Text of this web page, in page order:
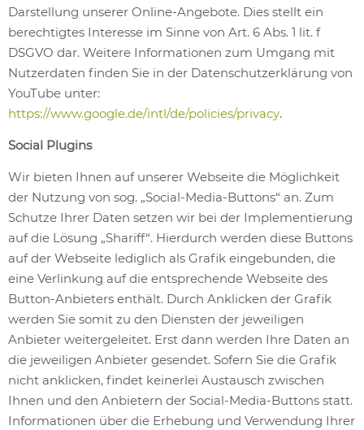
Darstellung unserer Online-Angebote. Dies stellt ein
berechtigtes Interesse im Sinne von Art. 6 Abs. 1 lit. f
DSGVO dar. Weitere Informationen zum Umgang mit
Nutzerdaten finden Sie in der Datenschutzerklärung von
YouTube unter:
https://www.google.de/intl/de/policies/privacy.
Social Plugins
Wir bieten Ihnen auf unserer Webseite die Möglichkeit
der Nutzung von sog. „Social-Media-Buttons“ an. Zum
Schutze Ihrer Daten setzen wir bei der Implementierung
auf die Lösung „Shariff“. Hierdurch werden diese Buttons
auf der Webseite lediglich als Grafik eingebunden, die
eine Verlinkung auf die entsprechende Webseite des
Button-Anbieters enthält. Durch Anklicken der Grafik
werden Sie somit zu den Diensten der jeweiligen
Anbieter weitergeleitet. Erst dann werden Ihre Daten an
die jeweiligen Anbieter gesendet. Sofern Sie die Grafik
nicht anklicken, findet keinerlei Austausch zwischen
Ihnen und den Anbietern der Social-Media-Buttons statt.
Informationen über die Erhebung und Verwendung Ihrer